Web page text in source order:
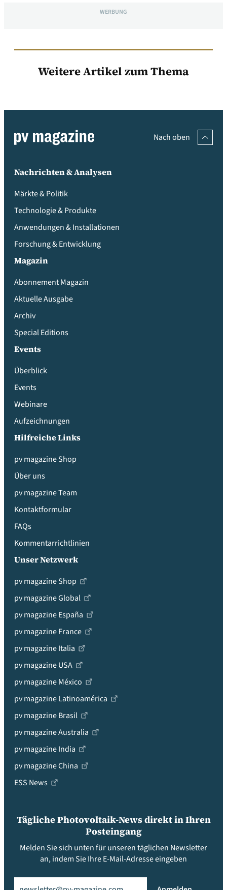
WERBUNG
Weitere Artikel zum Thema
Nach oben
Nachrichten & Analysen
Märkte & Politik
Technologie & Produkte
Anwendungen & Installationen
Forschung & Entwicklung
Magazin
Abonnement Magazin
Aktuelle Ausgabe
Archiv
Special Editions
Events
Überblick
Events
Webinare
Aufzeichnungen
Hilfreiche Links
pv magazine Shop
Über uns
pv magazine Team
Kontaktformular
FAQs
Kommentarrichtlinien
Unser Netzwerk
pv magazine Shop
pv magazine Global
pv magazine España
pv magazine France
pv magazine Italia
pv magazine USA
pv magazine México
pv magazine Latinoamérica
pv magazine Brasil
pv magazine Australia
pv magazine India
pv magazine China
ESS News
Tägliche Photovoltaik-News direkt in Ihren
Posteingang
Melden Sie sich unten für unseren täglichen Newsletter
an, indem Sie Ihre E-Mail-Adresse eingeben